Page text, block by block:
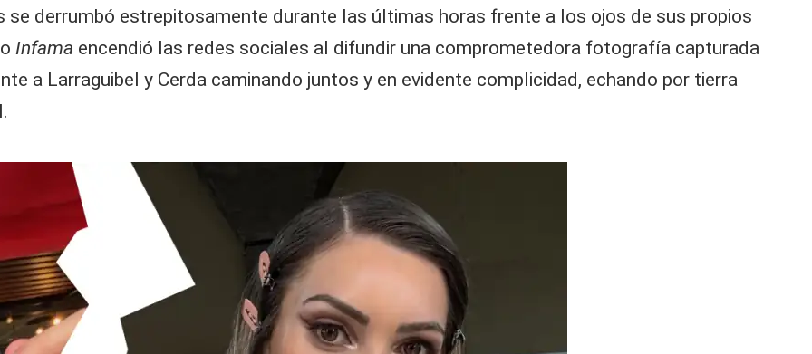
se derrumbó estrepitosamente durante las últimas horas frente a los ojos de sus propios
Infama encendió las redes sociales al difundir una comprometedora fotografía capturada
a Larraguibel y Cerda caminando juntos y en evidente complicidad, echando por tierra